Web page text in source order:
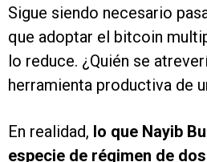
Sigue siendo necesario
que adoptar el bitcoin
lo reduce. ¿Quién se
herramienta productiva de
En realidad, lo que Nayib
especie de régimen de